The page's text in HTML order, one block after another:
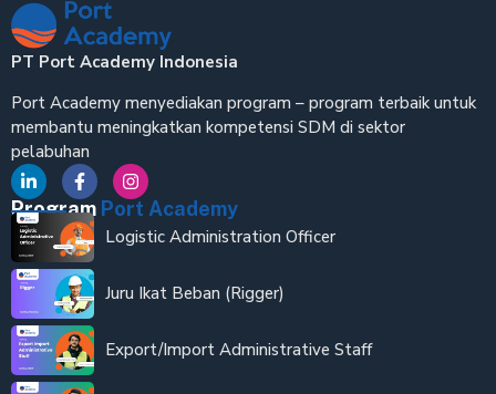
PT Port Academy Indonesia
Port Academy menyediakan program – program terbaik untuk
membantu meningkatkan kompetensi SDM di sektor
pelabuhan
Program Port Academy
Logistic Administration Officer
Juru Ikat Beban (Rigger)
Export/Import Administrative Staff